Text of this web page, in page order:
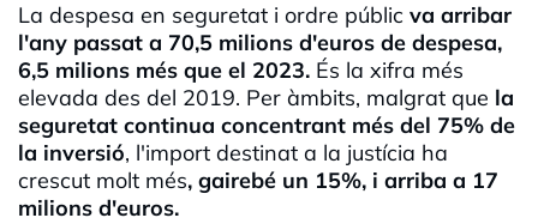
La despesa en seguretat i ordre públic va arribar
l'any passat a 70,5 milions d'euros de despesa,
6,5 milions més que el 2023. És la xifra més
elevada des del 2019. Per àmbits, malgrat que la
seguretat continua concentrant més del 75% de
la inversió, l'import destinat a la justícia ha
crescut molt més, gairebé un 15%, i arriba a 17
milions d'euros.